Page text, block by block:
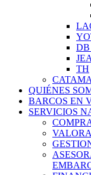
DB
TH
QUIÉNES
BARCOS EN
SERVICIOS